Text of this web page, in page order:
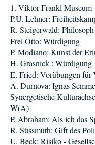
1. Viktor Frankl Museum
P.U. Lehner:
R. Steigerwald:
Frei Otto: Würdigung
P. Modiano: Kunst der
H. Grasnick : Würdigung
E. Fried: Vorübungen für
A. Durnova: Ignas
Synergetische
W(A)
P. Abraham: Als ich das
R. Süssmuth: Gift des
U. Beck: Risiko -